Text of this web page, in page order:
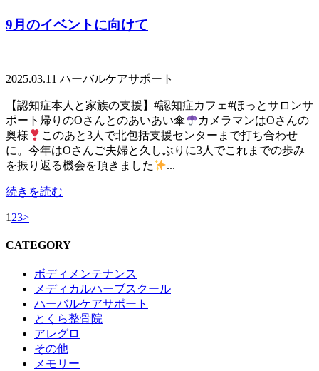
9月のイベントに向けて
2025.03.11 ハーバルケアサポート
【認知症本人と家族の支援】#認知症カフェ#ほっとサロンサ
ポート帰りのOさんとのあいあい傘
カメラマンはOさんの
奥様
このあと3人で北包括支援センターまで打ち合わせ
に。今年はOさんご夫婦と久しぶりに3人でこれまでの歩み
を振り返る機会を頂きました
...
続きを読む
1 23>
CATEGORY
ボディメンテナンス
メディカルハーブスクール
ハーバルケアサポート
とくら整骨院
アレグロ
その他
メモリー